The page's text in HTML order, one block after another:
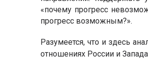
«почему прогресс
прогресс возможным?».
Разумеется, что и здесь
отношениях России и